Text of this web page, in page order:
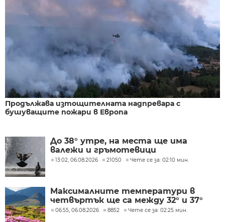
Продължава изтощителната надпревара с
бушуващите пожари в Европа
До 38° утре, на места ще има
валежи и гръмотевици
13:02, 06.08.2026 21050 Чете се за: 02:10 мин.
Максималните температури в
четвъртък ще са между 32° и 37°
06:55, 06.08.2026 8852 Чете се за: 02:25 мин.